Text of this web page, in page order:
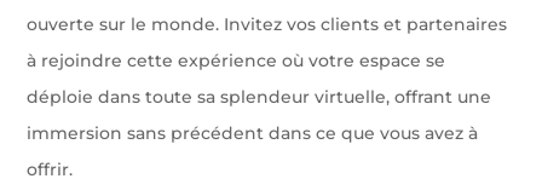
ouverte sur le monde. Invitez vos clients et partenaires
à rejoindre cette expérience où votre espace se
déploie dans toute sa splendeur virtuelle, offrant une
immersion sans précédent dans ce que vous avez à
offrir.